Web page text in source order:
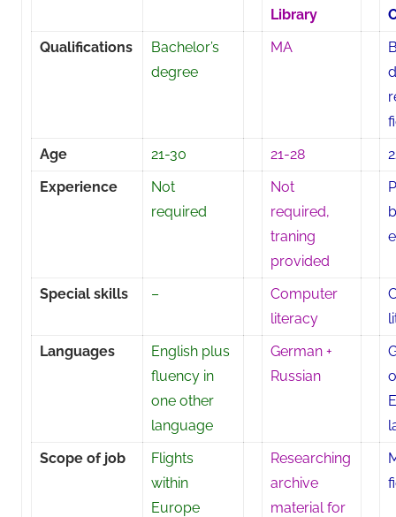
Library
Qualifications
Bachelor’s
degree
MA
Age
21-30 21-28
Experience
Not
required
Not
required,
traning
provided
Special skills –
Computer
literacy
Languages
English plus
fluency in
one other
language
German +
Russian
Scope of job
Flights
within
Europe
Researching
archive
material for